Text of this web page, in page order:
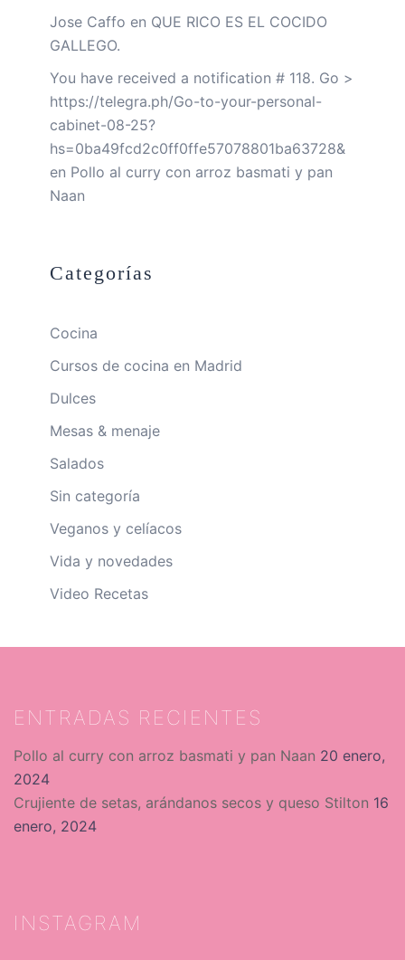
Jose Caffo en QUE RICO ES EL COCIDO
GALLEGO.
You have received a notification # 118. Go >
https://telegra.ph/Go-to-your-personal-
cabinet-08-25?
hs=0ba49fcd2c0ff0ffe57078801ba63728&
en Pollo al curry con arroz basmati y pan
Naan
Categorías
Cocina
Cursos de cocina en Madrid
Dulces
Mesas & menaje
Salados
Sin categoría
Veganos y celíacos
Vida y novedades
Video Recetas
ENTRADAS RECIENTES
Pollo al curry con arroz basmati y pan Naan 20 enero,
2024
Crujiente de setas, arándanos secos y queso Stilton 16
enero, 2024
INSTAGRAM